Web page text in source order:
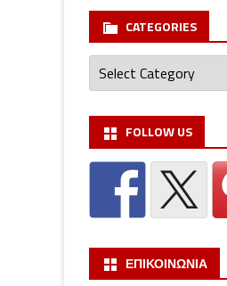
CATEGORIES
Categories
FOLLOW US
ΕΠΙΚΟΙΝΩΝΙΑ